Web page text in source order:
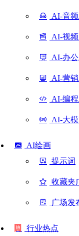
AI-音
AI-视
AI-办
AI-营
AI-编
AI-大
AI绘画
提示词
收藏夹
广场发
行业热点